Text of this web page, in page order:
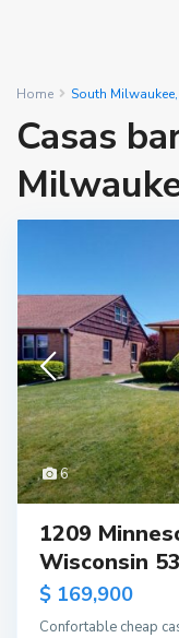
Home South
Casas
6
1209
Wisconsin
$ 169,900
Confortable cheap